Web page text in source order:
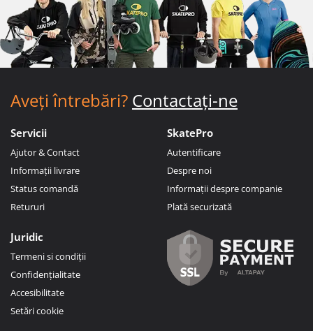
Aveți întrebări? Contactați-ne
Servicii
Ajutor & Contact
Informații livrare
Status comandă
Retururi
SkatePro
Autentificare
Despre noi
Informații despre companie
Plată securizată
Juridic
Termeni si condiții
Confidențialitate
Accesibilitate
Setări cookie